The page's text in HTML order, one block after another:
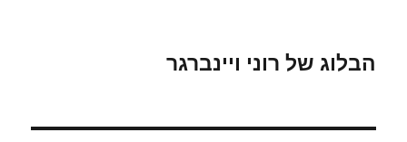
הבלוג של רוני ויינברגר